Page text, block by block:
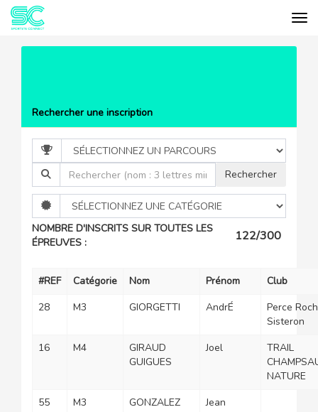
Rechercher une inscription
NOMBRE D'INSCRITS SUR TOUTES LES
ÉPREUVES :
122/300
#REF Catégorie Nom Prénom
Club
28
M3 GIORGETTI AndrÉ
Perce
Sisteron
16
M4
GIRAUD
GUIGUES
Joel
TRAIL
NATURE
55
M3 GONZALEZ
Jean